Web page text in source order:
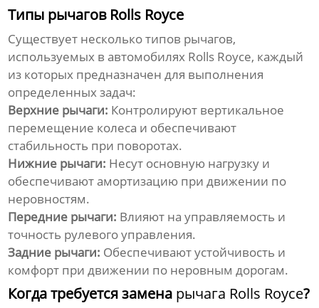
Типы рычагов Rolls Royce
Существует несколько типов рычагов,
используемых в автомобилях Rolls Royce, каждый
из которых предназначен для выполнения
определенных задач:
Верхние рычаги: Контролируют вертикальное
перемещение колеса и обеспечивают
стабильность при поворотах.
Нижние рычаги: Несут основную нагрузку и
обеспечивают амортизацию при движении по
неровностям.
Передние рычаги: Влияют на управляемость и
точность рулевого управления.
Задние рычаги: Обеспечивают устойчивость и
комфорт при движении по неровным дорогам.
Когда требуется замена рычага Rolls Royce?